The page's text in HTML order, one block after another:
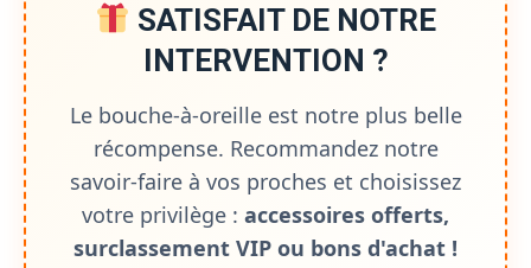
SATISFAIT DE NOTRE
INTERVENTION ?
Le bouche-à-oreille est notre plus belle
récompense. Recommandez notre
savoir-faire à vos proches et choisissez
votre privilège : accessoires offerts,
surclassement VIP ou bons d'achat !